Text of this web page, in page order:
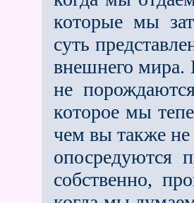
которые мы
суть
внешнего мира.
не
которое мы
чем вы также не
опосреду­ются
собственно,